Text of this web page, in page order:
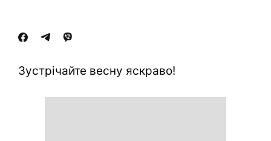
Зустрічайте весну яскраво!